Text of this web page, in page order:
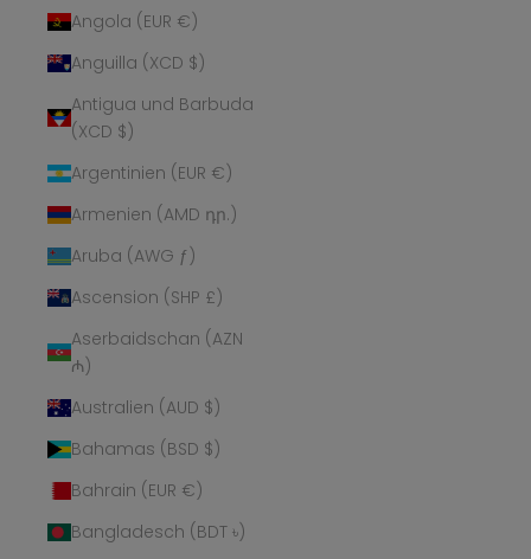
Angola (EUR €)
Anguilla (XCD $)
Antigua und Barbuda
(XCD $)
Argentinien (EUR €)
Armenien (AMD դր.)
Aruba (AWG ƒ)
Ascension (SHP £)
Aserbaidschan (AZN
₼)
Australien (AUD $)
Bahamas (BSD $)
Bahrain (EUR €)
Bangladesch (BDT ৳)